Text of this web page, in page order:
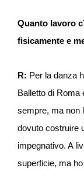
Quanto lavoro
fisicamente e
R: Per la danza
Balletto di Roma
sempre, ma non
dovuto costruire
impegnativo. A
superficie, ma